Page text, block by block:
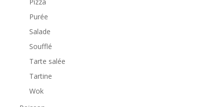
Purée
Salade
Soufflé
Tarte salée
Tartine
Wok